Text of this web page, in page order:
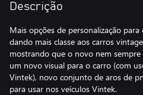
Descrição
Mais opções de personalização
dando mais classe aos carros
mostrando que o novo nem
um novo visual para o carro (com
Vintek), novo conjunto de aros de
para usar nos veículos Vintek.